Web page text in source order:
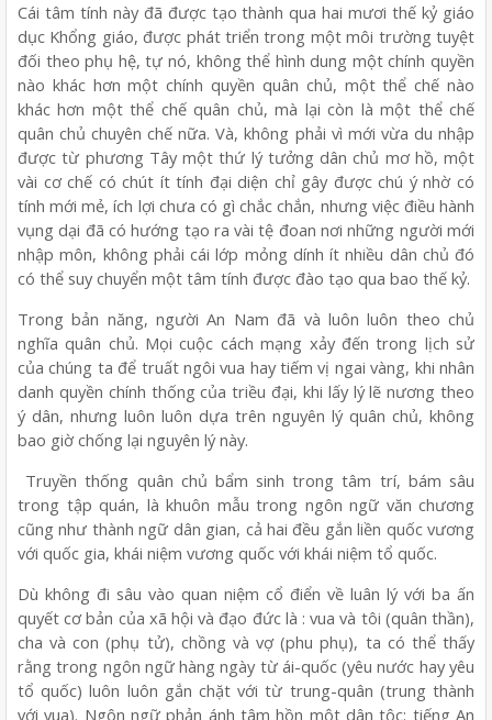
Cái tâm tính này đã được tạo thành qua hai mươi thế kỷ giáo
dục Khổng giáo, được phát triển trong một môi trường tuyệt
đối theo phụ hệ, tự nó, không thể hình dung một chính quyền
nào khác hơn một chính quyền quân chủ, một thể chế nào
khác hơn một thể chế quân chủ, mà lại còn là một thể chế
quân chủ chuyên chế nữa. Và, không phải vì mới vừa du nhập
được từ phương Tây một thứ lý tưởng dân chủ mơ hồ, một
vài cơ chế có chút ít tính đại diện chỉ gây được chú ý nhờ có
tính mới mẻ, ích lợi chưa có gì chắc chắn, nhưng việc điều hành
vụng dại đã có hướng tạo ra vài tệ đoan nơi những người mới
nhập môn, không phải cái lớp mỏng dính ít nhiều dân chủ đó
có thể suy chuyển một tâm tính được đào tạo qua bao thế kỷ.
Trong bản năng, người An Nam đã và luôn luôn theo chủ
nghĩa quân chủ. Mọi cuộc cách mạng xảy đến trong lịch sử
của chúng ta để truất ngôi vua hay tiếm vị ngai vàng, khi nhân
danh quyền chính thống của triều đại, khi lấy lý lẽ nương theo
ý dân, nhưng luôn luôn dựa trên nguyên lý quân chủ, không
bao giờ chống lại nguyên lý này.
Truyền thống quân chủ bẩm sinh trong tâm trí, bám sâu
trong tập quán, là khuôn mẫu trong ngôn ngữ văn chương
cũng như thành ngữ dân gian, cả hai đều gắn liền quốc vương
với quốc gia, khái niệm vương quốc với khái niệm tổ quốc.
Dù không đi sâu vào quan niệm cổ điển về luân lý với ba ấn
quyết cơ bản của xã hội và đạo đức là : vua và tôi (quân thần),
cha và con (phụ tử), chồng và vợ (phu phụ), ta có thể thấy
rằng trong ngôn ngữ hàng ngày từ ái-quốc (yêu nước hay yêu
tổ quốc) luôn luôn gắn chặt với từ trung-quân (trung thành
với vua). Ngôn ngữ phản ánh tâm hồn một dân tộc: tiếng An